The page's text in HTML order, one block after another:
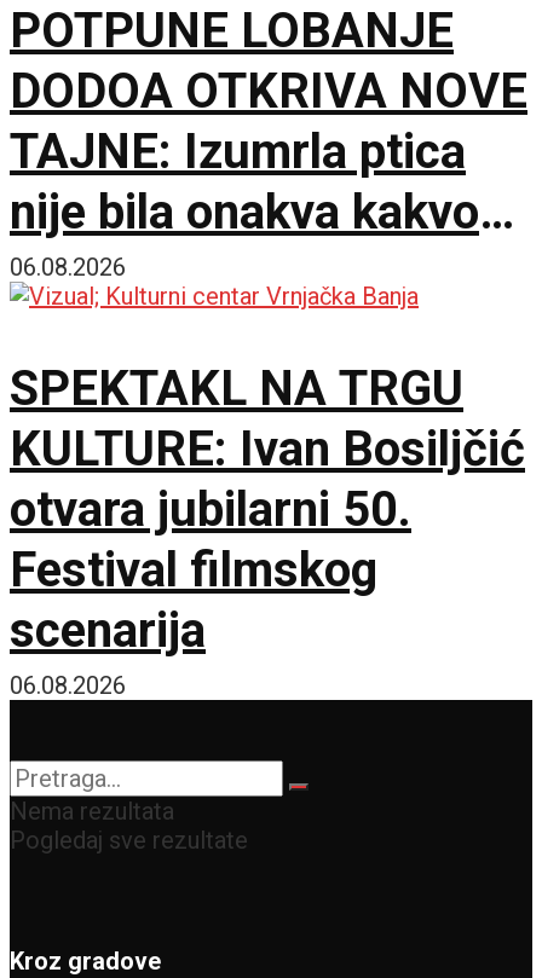
POTPUNE LOBANJE
DODOA OTKRIVA NOVE
TAJNE: Izumrla ptica
nije bila onakva kakvom
je zamišljamo
06.08.2026
SPEKTAKL NA TRGU
KULTURE: Ivan Bosiljčić
otvara jubilarni 50.
Festival filmskog
scenarija
06.08.2026
Nema rezultata
Pogledaj sve rezultate
Kroz gradove